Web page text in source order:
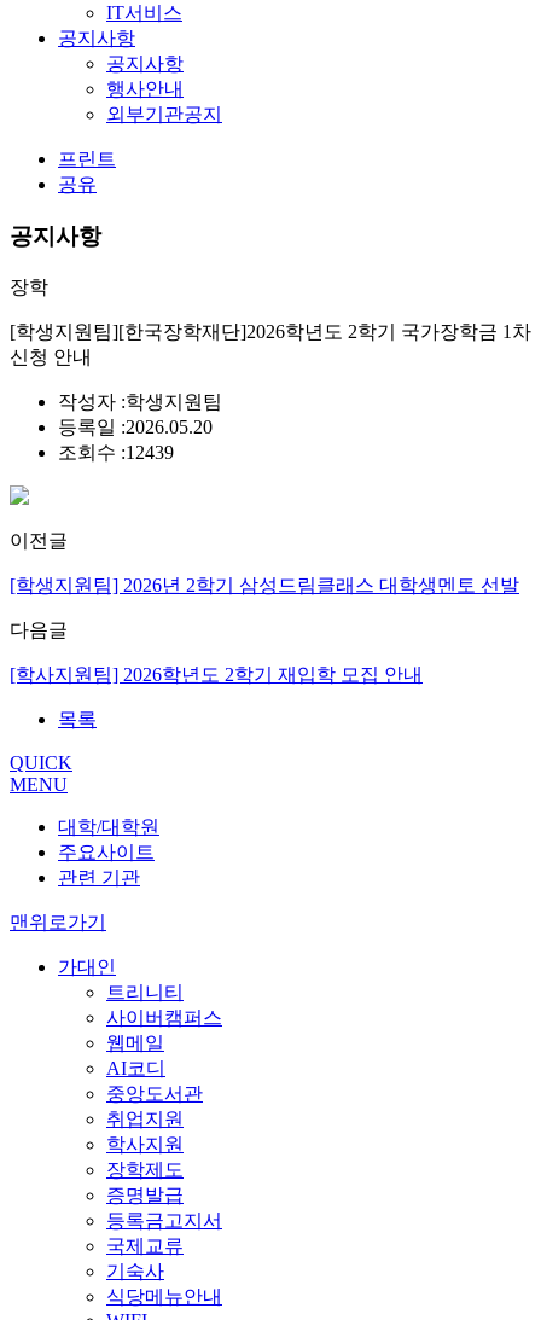
IT서비스
공지사항
공지사항
행사안내
외부기관공지
프린트
공유
공지사항
장학
[학생지원팀][한국장학재단]2026학년도 2학기 국가장학금 1차
신청 안내
작성자 :학생지원팀
등록일 :2026.05.20
조회수 :12439
이전글
[학생지원팀] 2026년 2학기 삼성드림클래스 대학생멘토 선발
다음글
[학사지원팀] 2026학년도 2학기 재입학 모집 안내
목록
QUICK
MENU
대학/대학원
주요사이트
관련 기관
맨위로가기
가대인
트리니티
사이버캠퍼스
웹메일
AI코디
중앙도서관
취업지원
학사지원
장학제도
증명발급
등록금고지서
국제교류
기숙사
식당메뉴안내